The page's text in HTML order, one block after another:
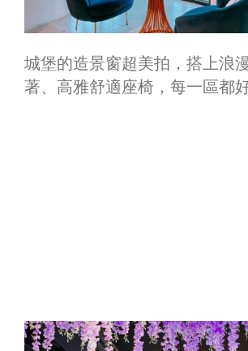
城堡的造景窗超美拍，搭上浪
著、高雅舒適座椅，每一區都好